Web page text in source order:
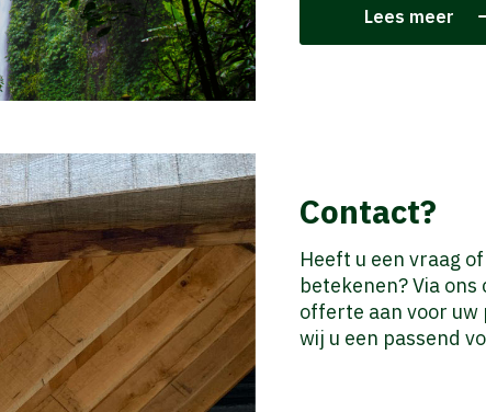
Lees meer
Contact?
Heeft u een vraag
betekenen? Via
offerte aan voor
wij u een passend